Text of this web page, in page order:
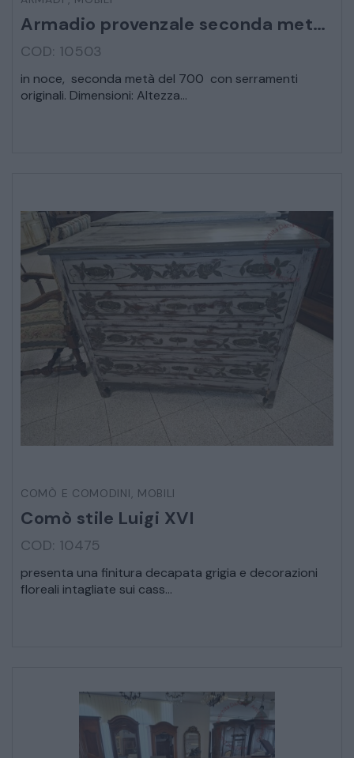
SALE DA PRANZO – STUDIO UFFICIO
DECORAZIONI OGGETTISTICA ILLUMINAZIONE
MATERIALI E STRUTTURE
MODERNARIATO
STILI ED ESPOSIZIONE
VEICOLI D’EPOCA
Armadio provenzale seconda metà 700
COD: 10503
in noce, seconda metà del 700 con serramenti
originali. Dimensioni: Altezza...
COMÒ E COMODINI, MOBILI
Comò stile Luigi XVI
COD: 10475
presenta una finitura decapata grigia e decorazioni
floreali intagliate sui cass...